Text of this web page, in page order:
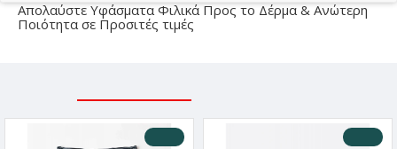
Απολαύστε Υφάσματα Φιλικά Προς το Δέρμα & Ανώτερη
Ποιότητα σε Προσιτές τιμές